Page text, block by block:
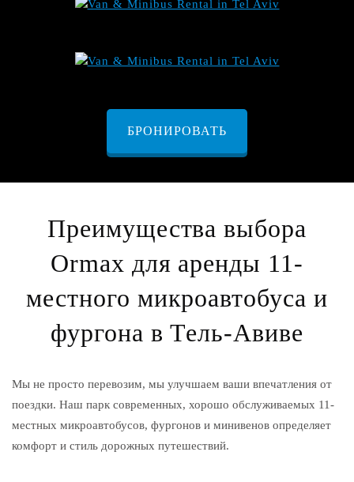
БРОНИРОВАТЬ
Преимущества выбора
Ormax для аренды 11-
местного микроавтобуса и
фургона в Тель-Авиве
Мы не просто перевозим, мы улучшаем ваши впечатления от
поездки. Наш парк современных, хорошо обслуживаемых 11-
местных микроавтобусов, фургонов и минивенов определяет
комфорт и стиль дорожных путешествий.